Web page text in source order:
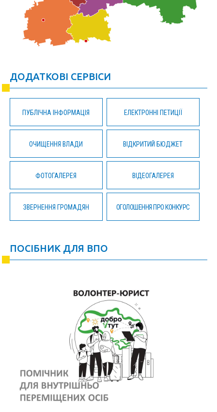
ДОДАТКОВІ СЕРВІСИ
ПУБЛІЧНА ІНФОРМАЦІЯ ЕЛЕКТРОННІ ПЕТИЦІЇ
ОЧИЩЕННЯ ВЛАДИ ВІДКРИТИЙ БЮДЖЕТ
ФОТОГАЛЕРЕЯ ВІДЕОГАЛЕРЕЯ
ЗВЕРНЕННЯ ГРОМАДЯН ОГОЛОШЕННЯ ПРО КОНКУРС
ПОСІБНИК ДЛЯ ВПО